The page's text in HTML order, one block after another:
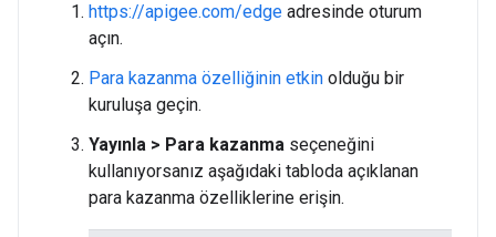
https://apigee.com/edge adresinde oturum
açın.
Para kazanma özelliğinin etkin olduğu bir
kuruluşa geçin.
Yayınla > Para kazanma seçeneğini
kullanıyorsanız aşağıdaki tabloda açıklanan
para kazanma özelliklerine erişin.